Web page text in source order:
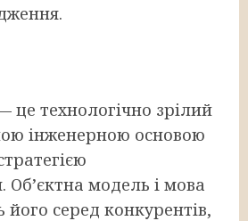
це технологічно зрілий
інженерною основою
модель і мова
його серед конкурентів,